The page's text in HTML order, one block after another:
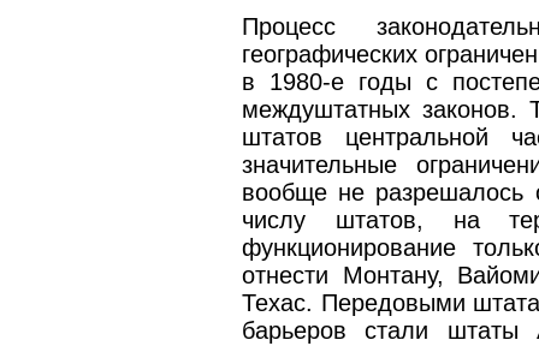
Процесс
географических
в 1980-е годы с
междуштатных законов.
штатов центральной
значительные
вообще не разрешалось
числу штатов, на
функционирование
отнести Монтану,
Техас. Передовыми
барьеров стали штаты